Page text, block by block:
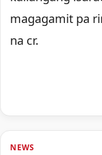
magagamit pa
na cr.
NEWS